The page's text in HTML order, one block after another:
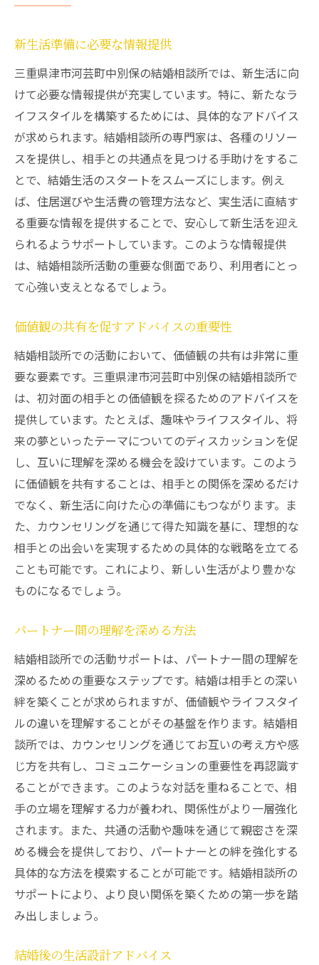
新生活準備に必要な情報提供
三重県津市河芸町中別保の結婚相談所では、新生活に向
けて必要な情報提供が充実しています。特に、新たなラ
イフスタイルを構築するためには、具体的なアドバイス
が求められます。結婚相談所の専門家は、各種のリソー
スを提供し、相手との共通点を見つける手助けをするこ
とで、結婚生活のスタートをスムーズにします。例え
ば、住居選びや生活費の管理方法など、実生活に直結す
る重要な情報を提供することで、安心して新生活を迎え
られるようサポートしています。このような情報提供
は、結婚相談所活動の重要な側面であり、利用者にとっ
て心強い支えとなるでしょう。
価値観の共有を促すアドバイスの重要性
結婚相談所での活動において、価値観の共有は非常に重
要な要素です。三重県津市河芸町中別保の結婚相談所で
は、初対面の相手との価値観を探るためのアドバイスを
提供しています。たとえば、趣味やライフスタイル、将
来の夢といったテーマについてのディスカッションを促
し、互いに理解を深める機会を設けています。このよう
に価値観を共有することは、相手との関係を深めるだけ
でなく、新生活に向けた心の準備にもつながります。ま
た、カウンセリングを通じて得た知識を基に、理想的な
相手との出会いを実現するための具体的な戦略を立てる
ことも可能です。これにより、新しい生活がより豊かな
ものになるでしょう。
パートナー間の理解を深める方法
結婚相談所での活動サポートは、パートナー間の理解を
深めるための重要なステップです。結婚は相手との深い
絆を築くことが求められますが、価値観やライフスタイ
ルの違いを理解することがその基盤を作ります。結婚相
談所では、カウンセリングを通じてお互いの考え方や感
じ方を共有し、コミュニケーションの重要性を再認識す
ることができます。このような対話を重ねることで、相
手の立場を理解する力が養われ、関係性がより一層強化
されます。また、共通の活動や趣味を通じて親密さを深
める機会を提供しており、パートナーとの絆を強化する
具体的な方法を模索することが可能です。結婚相談所の
サポートにより、より良い関係を築くための第一歩を踏
み出しましょう。
結婚後の生活設計アドバイス